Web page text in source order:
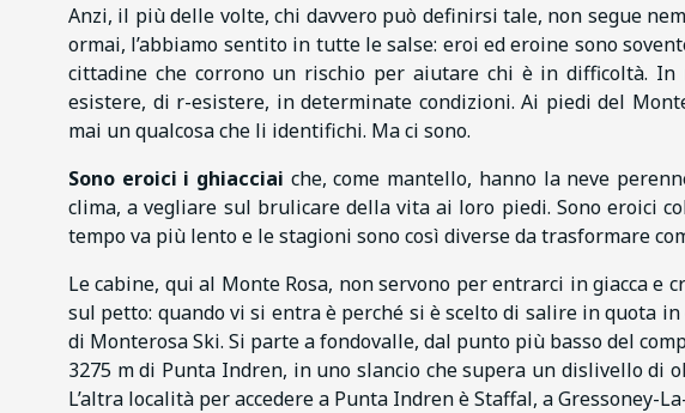
Anzi, il più delle volte, chi davvero può definirsi tale, non segue
ormai, l’abbiamo sentito in tutte le salse: eroi ed eroine sono
cittadine che corrono un rischio per aiutare chi è in difficoltà.
esistere, di r-esistere, in determinate condizioni. Ai piedi del
mai un qualcosa che li identifichi. Ma ci sono.
Sono eroici i ghiacciai che, come mantello, hanno la neve
clima, a vegliare sul brulicare della vita ai loro piedi. Sono eroici
tempo va più lento e le stagioni sono così diverse da trasformare
Le cabine, qui al Monte Rosa, non servono per entrarci in giacca e
sul petto: quando vi si entra è perché si è scelto di salire in quota
di Monterosa Ski. Si parte a fondovalle, dal punto più basso del
3275 m di Punta Indren, in uno slancio che supera un dislivello di
L’altra località per accedere a Punta Indren è Staffal, a Gressoney-